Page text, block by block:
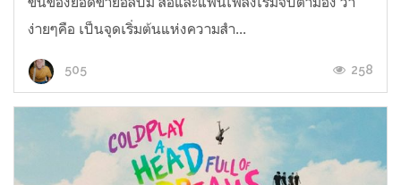
ง่ายๆคือ เป็นจุดเริ่มต้นแห่งความสำ...
505 258